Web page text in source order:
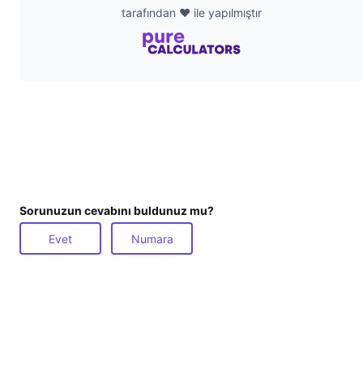
tarafından ❤️ ile yapılmıştır
Sorunuzun cevabını buldunuz mu?
Evet Numara